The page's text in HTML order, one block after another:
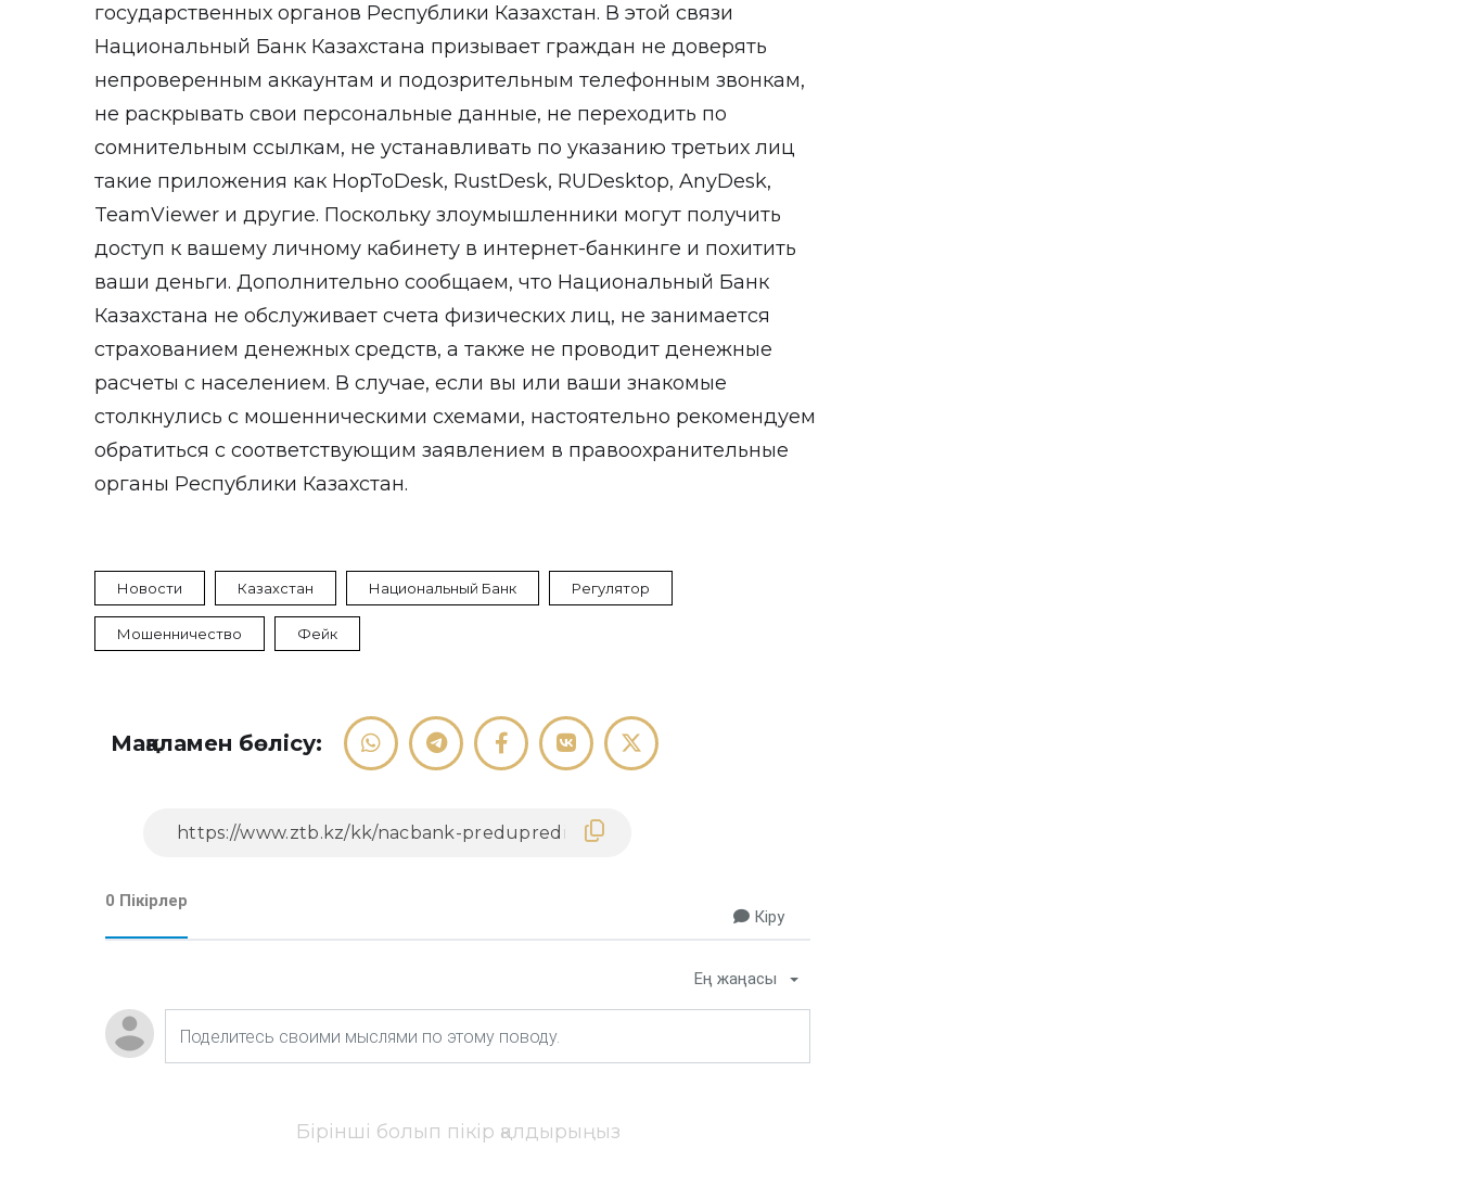
государственных органов Республики Казахстан. В этой связи
Национальный Банк Казахстана призывает граждан не доверять
непроверенным аккаунтам и подозрительным телефонным звонкам,
не раскрывать свои персональные данные, не переходить по
сомнительным ссылкам, не устанавливать по указанию третьих лиц
такие приложения как HopToDesk, RustDesk, RUDesktop, AnyDesk,
TeamViewer и другие. Поскольку злоумышленники могут получить
доступ к вашему личному кабинету в интернет-банкинге и похитить
ваши деньги. Дополнительно сообщаем, что Национальный Банк
Казахстана не обслуживает счета физических лиц, не занимается
страхованием денежных средств, а также не проводит денежные
расчеты с населением. В случае, если вы или ваши знакомые
столкнулись с мошенническими схемами, настоятельно рекомендуем
обратиться с соответствующим заявлением в правоохранительные
органы Республики Казахстан.
Новости Казахстан Национальный Банк Регулятор
Мошенничество Фейк
Мақаламен бөлісу:
0 Пікірлер
Кіру
Ең жаңасы
Бірінші болып пікір қалдырыңыз